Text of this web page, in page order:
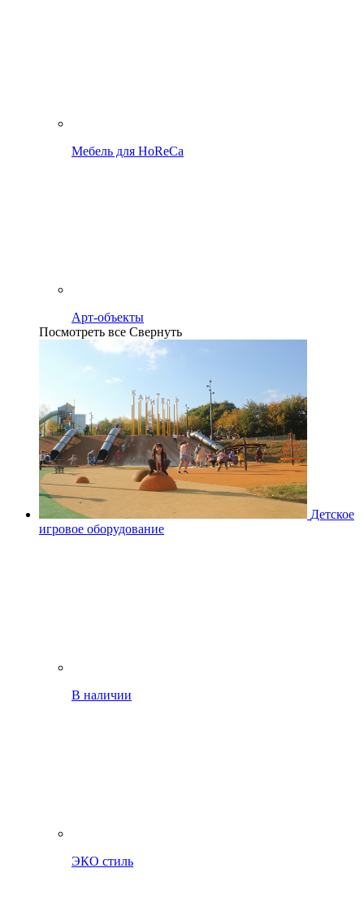
Мебель для HoReCa
Арт-объекты
Посмотреть все Свернуть
Детское
игровое оборудование
В наличии
ЭКО стиль